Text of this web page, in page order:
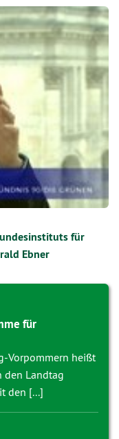
für
Ebner
für
Vorpommern heißt
den Landtag
den [...]